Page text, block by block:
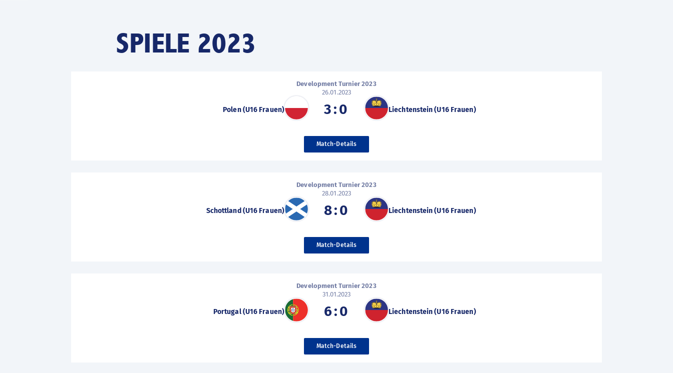
SPIELE 2023
Development Turnier 2023
26.01.2023
Polen (U16 Frauen) 3:0 Liechtenstein (U16 Frauen)
Match-Details
Development Turnier 2023
28.01.2023
Schottland (U16 Frauen) 8:0 Liechtenstein (U16 Frauen)
Match-Details
Development Turnier 2023
31.01.2023
Portugal (U16 Frauen) 6:0 Liechtenstein (U16 Frauen)
Match-Details